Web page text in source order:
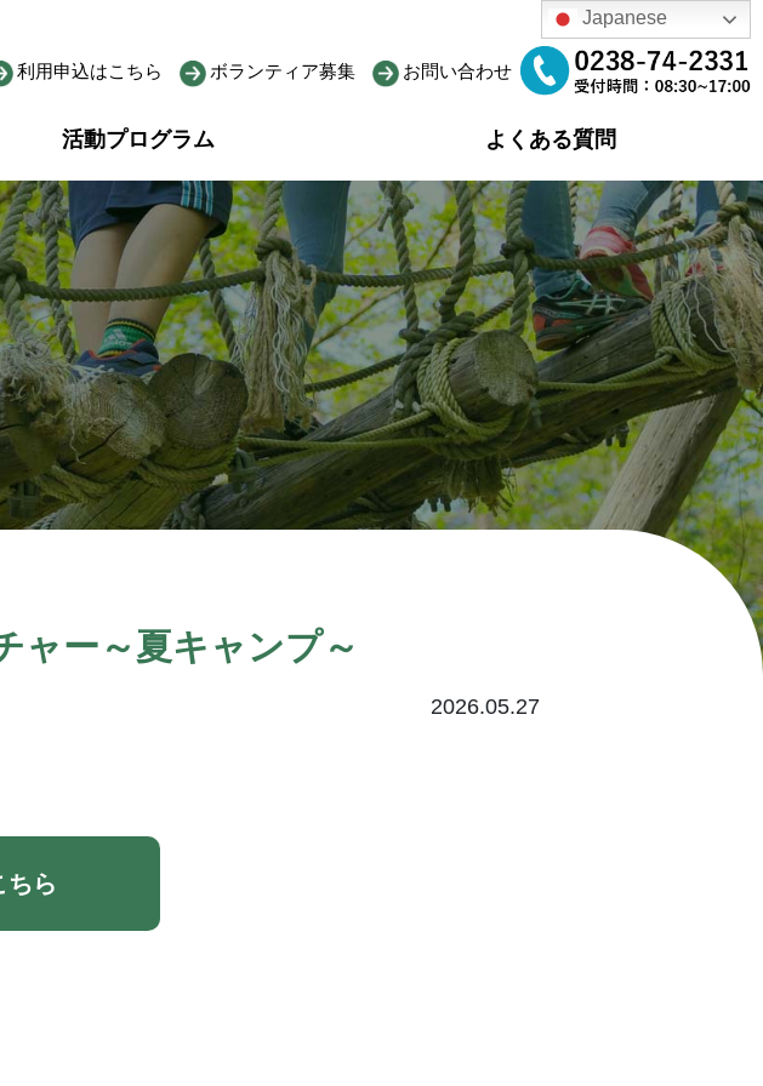
利用申込はこちら ボランティア募集 お問い合わせ
Japanese
活動プログラム よくある質問
ャー～夏キャンプ～
2026.05.27
ちら